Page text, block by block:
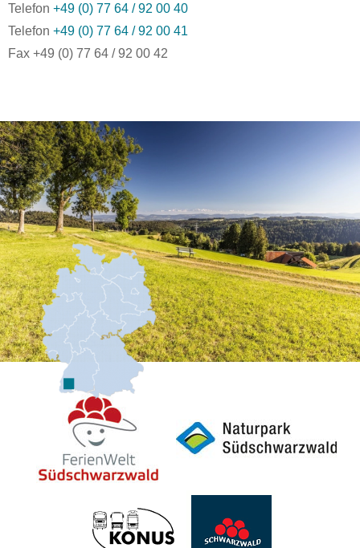
Telefon +49 (0) 77 64 / 92 00 40
Telefon +49 (0) 77 64 / 92 00 41
Fax +49 (0) 77 64 / 92 00 42